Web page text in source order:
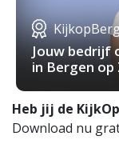
Jouw bedrijf
in Bergen op
Heb jij de
Download nu